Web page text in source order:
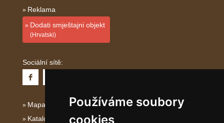
Používáme soubory
cookies
Reklama
Dodati smještajni objekt
(Hrvatski)
Sociální sítě:
Mapa serveru Dalmácie
Katalog ubytování Dalmácie